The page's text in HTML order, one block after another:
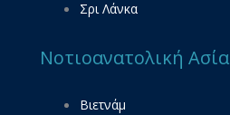
Σρι Λάνκα
Νοτιοανατολική Ασία
Βιετνάμ